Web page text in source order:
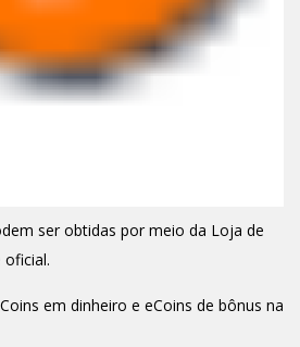
ser obtidas por meio da Loja de
oficial.
em dinheiro e eCoins de bônus na